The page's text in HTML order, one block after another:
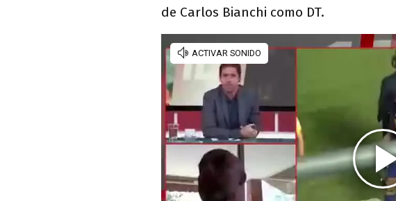
de Carlos Bianchi como DT.